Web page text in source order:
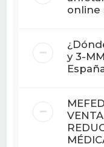
online
y 3-